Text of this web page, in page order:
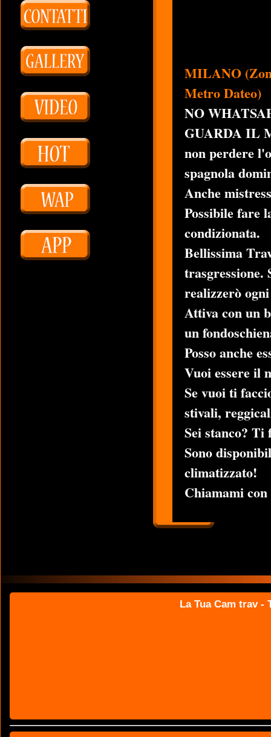
MILANO
Metro Dateo)
NO
GUARDA IL
non perdere
spagnola
Anche
Possibile fare
condizionata.
Bellissima
trasgressione.
realizzerò
Attiva con un
un
Posso anche
Vuoi essere il
Se vuoi ti
stivali,
Sei stanco? Ti
Sono
climatizzato!
Chiamami
La Tua Cam trav -